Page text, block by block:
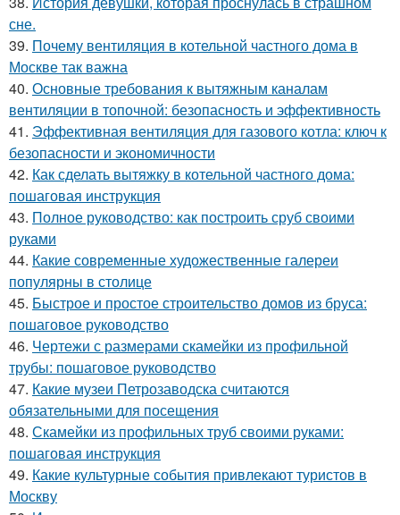
сне.
39. Почему вентиляция в котельной частного дома в
Москве так важна
40. Основные требования к вытяжным каналам
вентиляции в топочной: безопасность и эффективность
41. Эффективная вентиляция для газового котла: ключ к
безопасности и экономичности
42. Как сделать вытяжку в котельной частного дома:
пошаговая инструкция
43. Полное руководство: как построить сруб своими
руками
44. Какие современные художественные галереи
популярны в столице
45. Быстрое и простое строительство домов из бруса:
пошаговое руководство
46. Чертежи с размерами скамейки из профильной
трубы: пошаговое руководство
47. Какие музеи Петрозаводска считаются
обязательными для посещения
48. Скамейки из профильных труб своими руками:
пошаговая инструкция
49. Какие культурные события привлекают туристов в
Москву